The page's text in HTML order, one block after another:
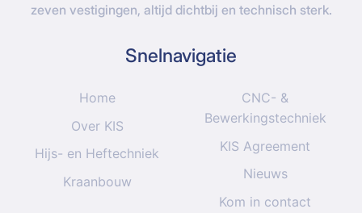
zeven vestigingen, altijd dichtbij en technisch sterk.
Snelnavigatie
Home
Over KIS
Hijs- en Heftechniek
Kraanbouw
CNC- &
Bewerkingstechniek
KIS Agreement
Nieuws
Kom in contact